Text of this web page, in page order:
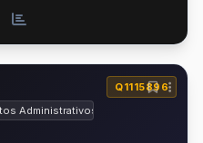
Q1115896
Administrativos – Lei nº 14.133 de